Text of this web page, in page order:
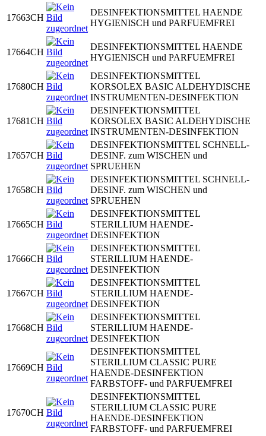
17663CH
DESINFEKTIONSMITTEL HAENDE
HYGIENISCH und PARFUEMFREI
17664CH
DESINFEKTIONSMITTEL HAENDE
HYGIENISCH und PARFUEMFREI
17680CH
DESINFEKTIONSMITTEL
KORSOLEX BASIC ALDEHYDISCHE
INSTRUMENTEN-DESINFEKTION
17681CH
DESINFEKTIONSMITTEL
KORSOLEX BASIC ALDEHYDISCHE
INSTRUMENTEN-DESINFEKTION
17657CH
DESINFEKTIONSMITTEL SCHNELL-
DESINF. zum WISCHEN und
SPRUEHEN
17658CH
DESINFEKTIONSMITTEL SCHNELL-
DESINF. zum WISCHEN und
SPRUEHEN
17665CH
DESINFEKTIONSMITTEL
STERILLIUM HAENDE-
DESINFEKTION
17666CH
DESINFEKTIONSMITTEL
STERILLIUM HAENDE-
DESINFEKTION
17667CH
DESINFEKTIONSMITTEL
STERILLIUM HAENDE-
DESINFEKTION
17668CH
DESINFEKTIONSMITTEL
STERILLIUM HAENDE-
DESINFEKTION
17669CH
DESINFEKTIONSMITTEL
STERILLIUM CLASSIC PURE
HAENDE-DESINFEKTION
FARBSTOFF- und PARFUEMFREI
17670CH
DESINFEKTIONSMITTEL
STERILLIUM CLASSIC PURE
HAENDE-DESINFEKTION
FARBSTOFF- und PARFUEMFREI